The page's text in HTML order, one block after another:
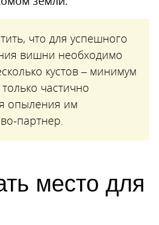
что для успешного
вишни необходимо
кустов – минимум
частично
опыления им
партнер.
место для